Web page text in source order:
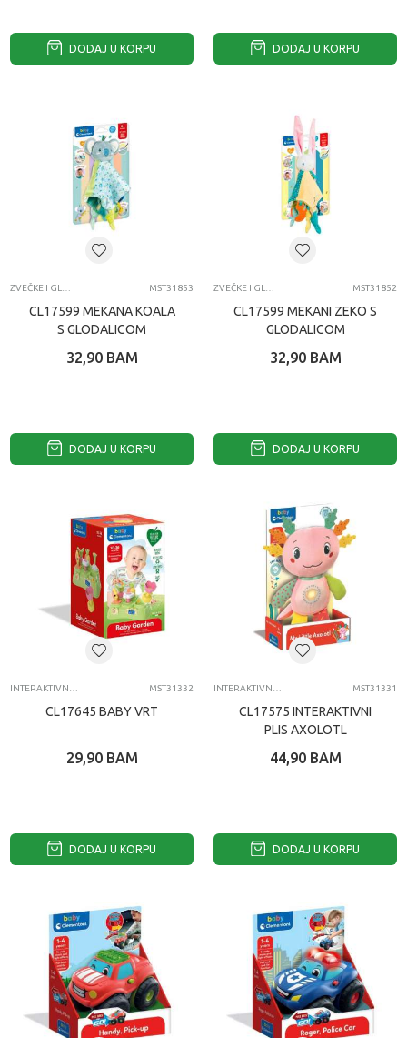
DODAJ U KORPU DODAJ U KORPU
MST31853
CL17599 MEKANA KOALA
S GLODALICOM
32,90 BAM
DODAJ U KORPU
MST31852
CL17599 MEKANI ZEKO S
GLODALICOM
32,90 BAM
DODAJ U KORPU
MST31332
CL17645 BABY VRT
29,90 BAM
DODAJ U KORPU
MST31331
CL17575 INTERAKTIVNI
PLIS AXOLOTL
44,90 BAM
DODAJ U KORPU